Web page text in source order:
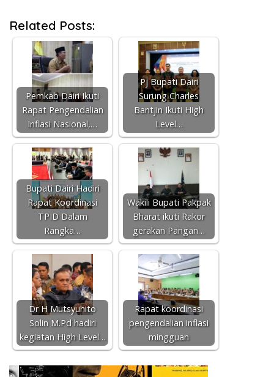
Related Posts:
Pemkab Dairi Ikuti
Rapat Pengendalian
Inflasi Nasional,…
Pj Bupati Dairi
Surung Charles
Bantjin Ikuti High
Level…
Bupati Dairi Hadiri
Rapat Koordinasi
TPID Dalam
Rangka…
Wakili Bupati Pakpak
Bharat ikuti Rakor
gerakan Pangan…
Dr H Mutsyuhito
Solin M.Pd hadiri
kegiatan High Level…
Rapat koordinasi
pengendalian inflasi
mingguan